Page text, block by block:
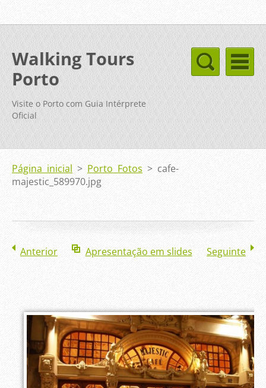
Walking Tours
Porto
Visite o Porto com Guia Intérprete
Oficial
Página inicial > Porto Fotos > cafe-
majestic_589970.jpg
Anterior Apresentação em slides Seguinte